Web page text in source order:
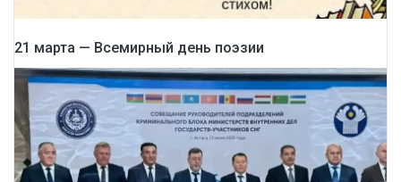
21 марта — Всемирный день поэзии